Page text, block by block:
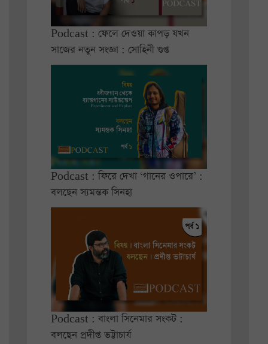
Podcast : ফেলে দেওয়া কাপড় যখন
সাজের নতুন সংজ্ঞা : সোহিনী গুপ্ত
Podcast : ফিরে দেখা ‘গানের ওপারে’ :
বলছেন স্যমন্তক সিনহা
Podcast : বাংলা সিনেমার সংকট :
বলছেন প্রদীপ্ত ভট্টাচার্য